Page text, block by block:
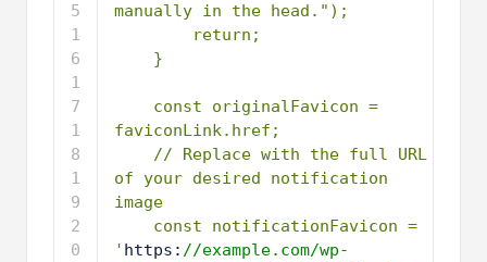
0
1
1
1
2
1
3
1
4
1
const originalFavicon =
faviconLink.href;
of your desired notification
image
const notificationFavicon =
'https: //example.com/wp-
content/uploads/2022/10/favicon-
notification.png';